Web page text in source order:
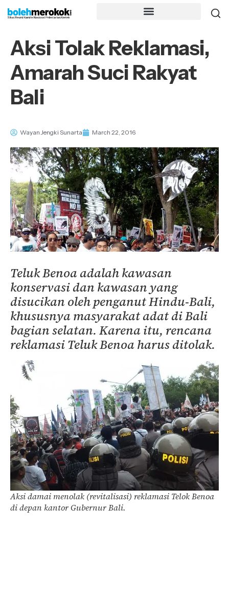
Aksi Tolak Reklamasi,
Amarah Suci Rakyat
Bali
Wayan Jengki Sunarta March 22, 2016
Teluk Benoa adalah kawasan
konservasi dan kawasan yang
disucikan oleh penganut Hindu-Bali,
khususnya masyarakat adat di Bali
bagian selatan. Karena itu, rencana
reklamasi Teluk Benoa harus ditolak.
Aksi damai menolak (revitalisasi) reklamasi Telok Benoa
di depan kantor Gubernur Bali.